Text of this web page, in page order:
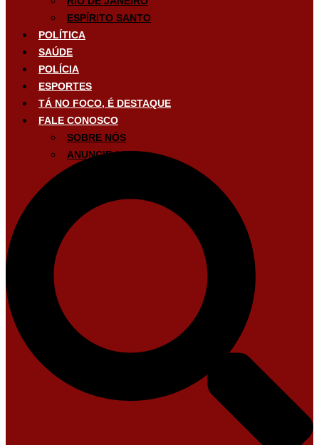
ESPÍRITO SANTO
POLÍTICA
SAÚDE
POLÍCIA
ESPORTES
TÁ NO FOCO, É DESTAQUE
FALE CONOSCO
SOBRE NÓS
ANUNCIE AQUI